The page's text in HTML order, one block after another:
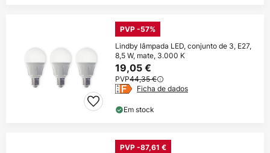
PVP -57%
Lindby lâmpada LED, conjunto de 3, E27,
8,5 W, mate, 3.000 K
19,05 €
PVP44,35 €
Ficha de dados
Em stock
PVP -87,61 €